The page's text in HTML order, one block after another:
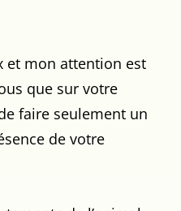
et mon attention est
que sur votre
faire seulement un
de votre